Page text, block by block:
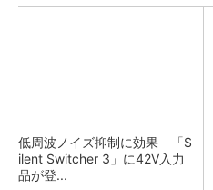
低周波ノイズ抑制に効果 「S
ilent Switcher 3」に42V入力
品が登...